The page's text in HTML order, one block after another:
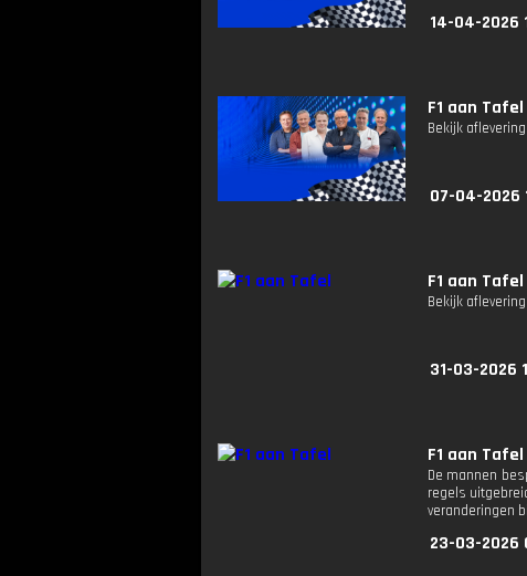
14-04-2026
F1 aan Tafel
Bekijk
07-04-2026
F1 aan Tafel
Bekijk
31-03-2026
F1 aan Tafel
De mannen
regels
veranderingen
23-03-2026